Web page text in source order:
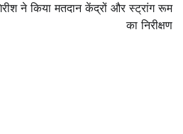
ने किया मतदान केंद्रों और स्ट्रांग रूम
का निरीक्षण